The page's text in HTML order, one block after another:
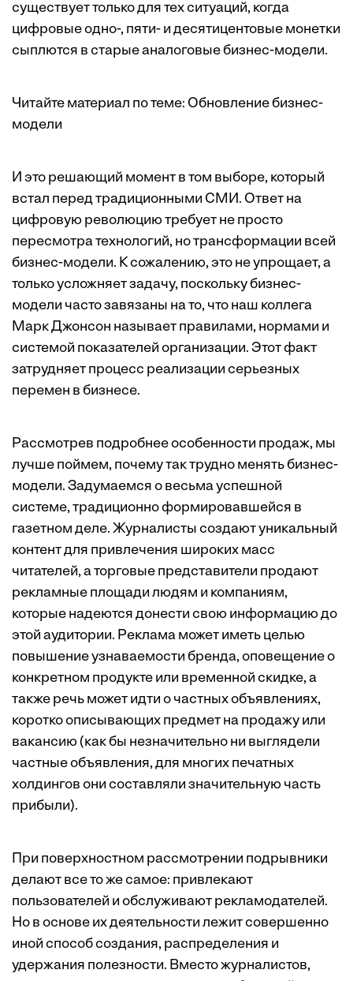
существует только для тех ситуаций, когда
цифровые одно-, пяти- и десятицентовые монетки
сыплются в старые аналоговые бизнес-модели.
Читайте материал по теме: Обновление бизнес-
модели
И это решающий момент в том выборе, который
встал перед традиционными СМИ. Ответ на
цифровую революцию требует не просто
пересмотра технологий, но трансформации всей
бизнес-модели. К сожалению, это не упрощает, а
только усложняет задачу, поскольку бизнес-
модели часто завязаны на то, что наш коллега
Марк Джонсон называет правилами, нормами и
системой показателей организации. Этот факт
затрудняет процесс реализации серьезных
перемен в бизнесе.
Рассмотрев подробнее особенности продаж, мы
лучше поймем, почему так трудно менять бизнес-
модели. Задумаемся о весьма успешной
системе, традиционно формировавшейся в
газетном деле. Журналисты создают уникальный
контент для привлечения широких масс
читателей, а торговые представители продают
рекламные площади людям и компаниям,
которые надеются донести свою информацию до
этой аудитории. Реклама может иметь целью
повышение узнаваемости бренда, оповещение о
конкретном продукте или временной скидке, а
также речь может идти о частных объявлениях,
коротко описывающих предмет на продажу или
вакансию (как бы незначительно ни выглядели
частные объявления, для многих печатных
холдингов они составляли значительную часть
прибыли).
При поверхностном рассмотрении подрывники
делают все то же самое: привлекают
пользователей и обслуживают рекламодателей.
Но в основе их деятельности лежит совершенно
иной способ создания, распределения и
удержания полезности. Вместо журналистов,